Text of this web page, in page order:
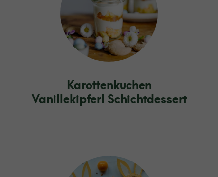
Karottenkuchen
Vanillekipferl Schichtdessert